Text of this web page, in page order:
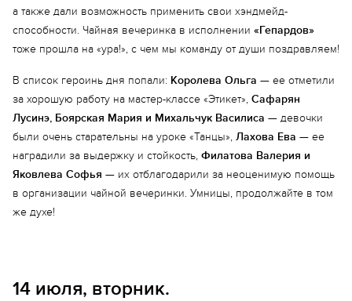
а также дали возможность применить свои хэндмейд-
способности. Чайная вечеринка в исполнении «Гепардов»
тоже прошла на «ура!», с чем мы команду от души поздравляем!
В список героинь дня попали: Королева Ольга — ее отметили
за хорошую работу на мастер-классе «Этикет», Сафарян
Лусинэ, Боярская Мария и Михальчук Василиса — девочки
были очень старательны на уроке «Танцы», Лахова Ева — ее
наградили за выдержку и стойкость, Филатова Валерия и
Яковлева Софья — их отблагодарили за неоценимую помощь
в организации чайной вечеринки. Умницы, продолжайте в том
же духе!
14 июля, вторник.